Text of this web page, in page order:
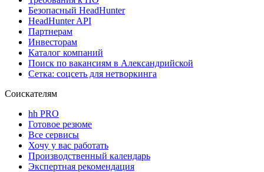
Безопасный HeadHunter
HeadHunter API
Партнерам
Инвесторам
Каталог компаний
Поиск по вакансиям в Александрийской
Сетка: соцсеть для нетворкинга
Соискателям
hh PRO
Готовое резюме
Все сервисы
Хочу у вас работать
Производственный календарь
Экспертная рекомендация